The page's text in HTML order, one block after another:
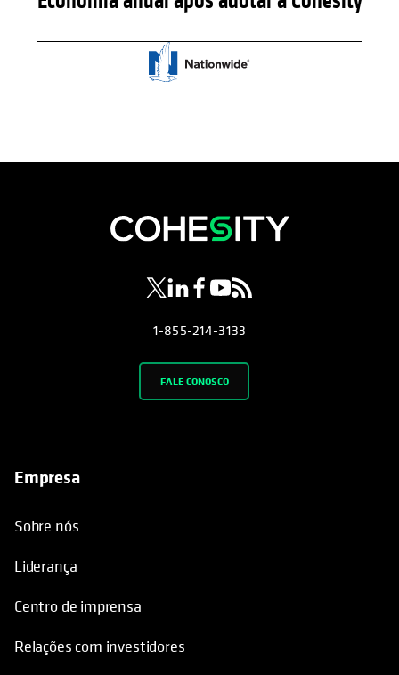
opens in a new tab
opens in a new tab
opens in a new tab
opens in a new tab
opens in a new tab
1-855-214-3133
FALE CONOSCO
Empresa
Sobre nós
Liderança
Centro de imprensa
Relações com investidores